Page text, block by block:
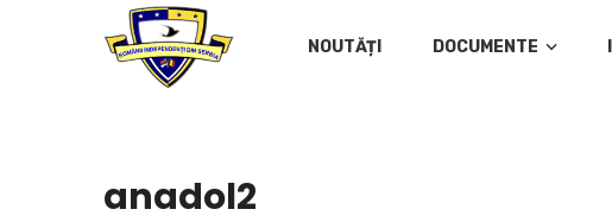
NOUTĂȚI DOCUMENTE
anadol2